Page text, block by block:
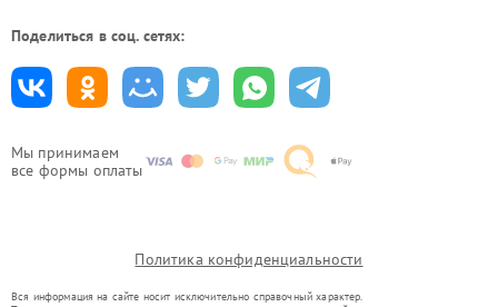
Мы принимаем
все формы оплаты
Поделиться в соц. сетях:
Политика конфиденциальности
Вся информация на сайте носит исключительно справочный характер.